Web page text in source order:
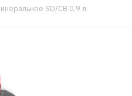
SD/CB 0,9 л.